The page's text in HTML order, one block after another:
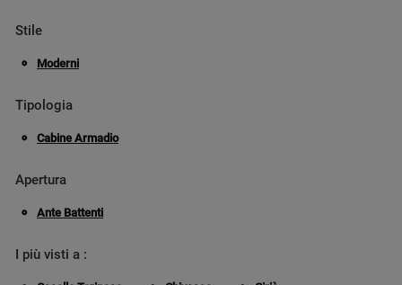
Stile
Moderni
Tipologia
Cabine Armadio
Apertura
Ante Battenti
I più visti a :